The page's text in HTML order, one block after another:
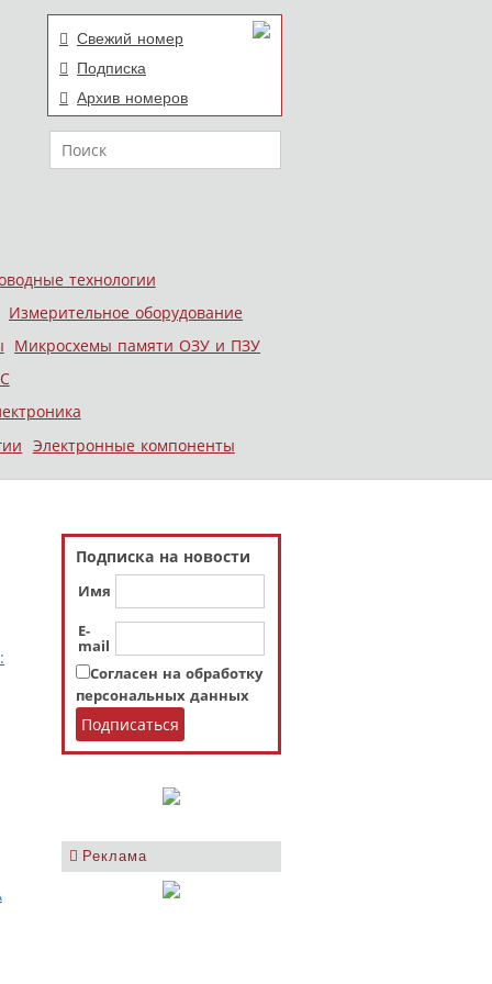
Свежий номер
Подписка
Архив номеров
Поиск
технологии
Измерительное оборудование
Микросхемы памяти ОЗУ и ПЗУ
Электронные компоненты
Подписка на новости
Имя
E-
mail
Согласен на обработку
персональных данных
Реклама